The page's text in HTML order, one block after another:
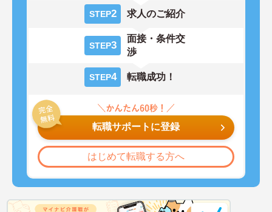
STEP2 求人のご紹介
STEP3
面接・条件交
渉
STEP4 転職成功！
転職サポートに登録
はじめて転職する方へ